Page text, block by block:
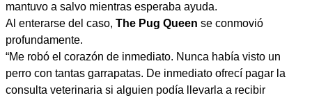
mantuvo a salvo mientras esperaba ayuda.
Al enterarse del caso, The Pug Queen se conmovió
profundamente.
“Me robó el corazón de inmediato. Nunca había visto un
perro con tantas garrapatas. De inmediato ofrecí pagar la
consulta veterinaria si alguien podía llevarla a recibir